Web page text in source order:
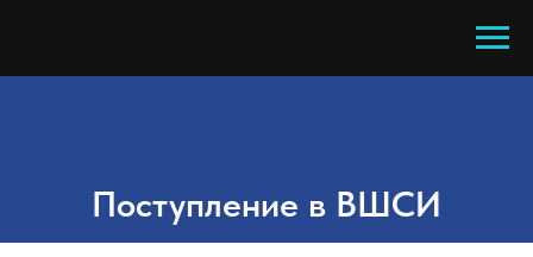
Поступление в ВШСИ